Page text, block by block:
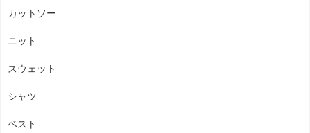
カットソー
ニット
スウェット
シャツ
ベスト